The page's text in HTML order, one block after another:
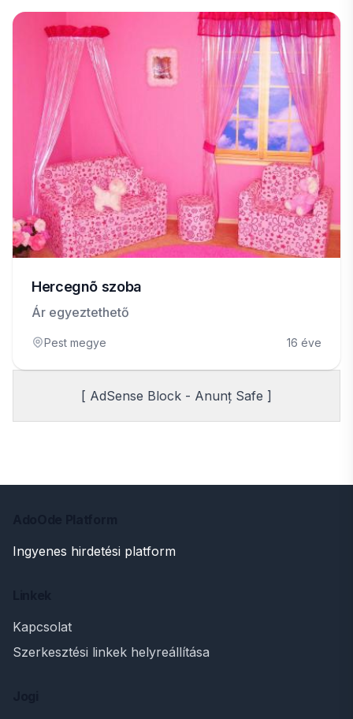
Hercegnõ szoba
Ár egyeztethető
Pest megye 16 éve
[ AdSense Block - Anunț Safe ]
Ingyenes hirdetési platform
Kapcsolat
Szerkesztési linkek helyreállítása